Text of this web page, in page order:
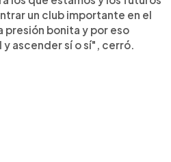
un club importante en el
presión bonita y por eso
ascender sí o sí", cerró.